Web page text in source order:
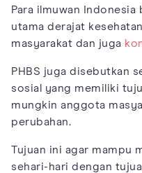
Para ilmuwan
utama derajat
masyarakat dan juga
PHBS juga disebutkan
sosial yang memiliki
mungkin anggota
perubahan.
Tujuan ini agar mampu
sehari-hari dengan